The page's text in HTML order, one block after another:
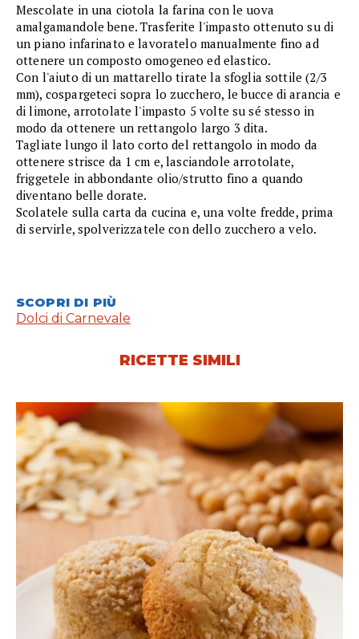
Mescolate in una ciotola la farina con le uova
amalgamandole bene. Trasferite l'impasto ottenuto su di
un piano infarinato e lavoratelo manualmente fino ad
ottenere un composto omogeneo ed elastico.
Con l'aiuto di un mattarello tirate la sfoglia sottile (2/3
mm), cospargeteci sopra lo zucchero, le bucce di arancia e
di limone, arrotolate l'impasto 5 volte su sé stesso in
modo da ottenere un rettangolo largo 3 dita.
Tagliate lungo il lato corto del rettangolo in modo da
ottenere strisce da 1 cm e, lasciandole arrotolate,
friggetele in abbondante olio/strutto fino a quando
diventano belle dorate.
Scolatele sulla carta da cucina e, una volte fredde, prima
di servirle, spolverizzatele con dello zucchero a velo.
SCOPRI DI PIÙ
Dolci di Carnevale
RICETTE SIMILI